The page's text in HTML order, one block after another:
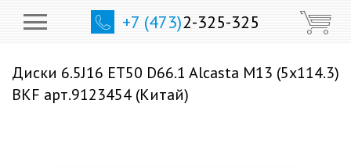
+7 (473)2-325-325
Диски 6.5J16 ET50 D66.1 Alcasta M13 (5x114.3)
BKF арт.9123454 (Китай)